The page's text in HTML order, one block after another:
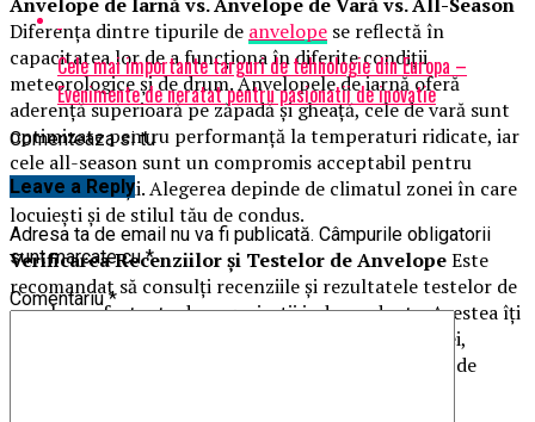
Diferența dintre tipurile de anvelope se reflectă în
capacitatea lor de a funcționa în diferite condiții
meteorologice și de drum. Anvelopele de iarnă oferă
aderență superioară pe zăpadă și gheață, cele de vară sunt
optimizate pentru performanță la temperaturi ridicate, iar
cele all-season sunt un compromis acceptabil pentru
ambele condiții. Alegerea depinde de climatul zonei în care
locuiești și de stilul tău de condus.
Verificarea Recenziilor și Testelor de AnvelopeEste
recomandat să consulți recenziile și rezultatele testelor de
anvelope efectuate de organizații independente. Acestea îți
pot oferi o perspectivă realistă asupra performanței,
durabilității și siguranței diferitelor mărci și modele de
Cele mai importante targuri de tehnologie din Europa –
Evenimente de neratat pentru pasionatii de inovatie
Comenteaza si tu
Leave a Reply
Adresa ta de email nu va fi publicată. Câmpurile obligatorii
sunt marcate cu*
Comentariu*